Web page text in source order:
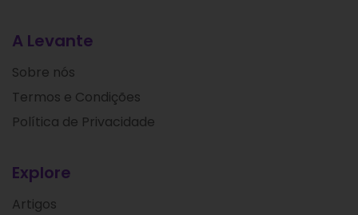
A Levante
Sobre nós
Termos e Condições
Política de Privacidade
Explore
Artigos